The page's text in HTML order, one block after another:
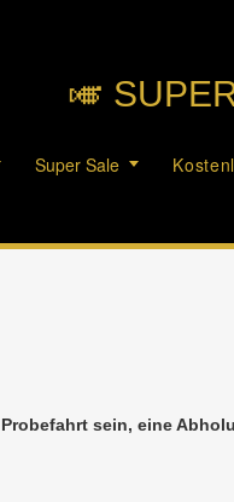
🎺︎
Super Sale
sein, eine